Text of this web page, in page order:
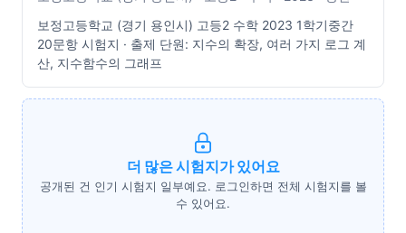
보정고등학교 (경기 용인시) 고등2 수학 2023 1학기중간
20문항 시험지 · 출제 단원: 지수의 확장, 여러 가지 로그 계
산, 지수함수의 그래프
더 많은 시험지가 있어요
공개된 건 인기 시험지 일부예요. 로그인하면 전체 시험지를 볼
수 있어요.